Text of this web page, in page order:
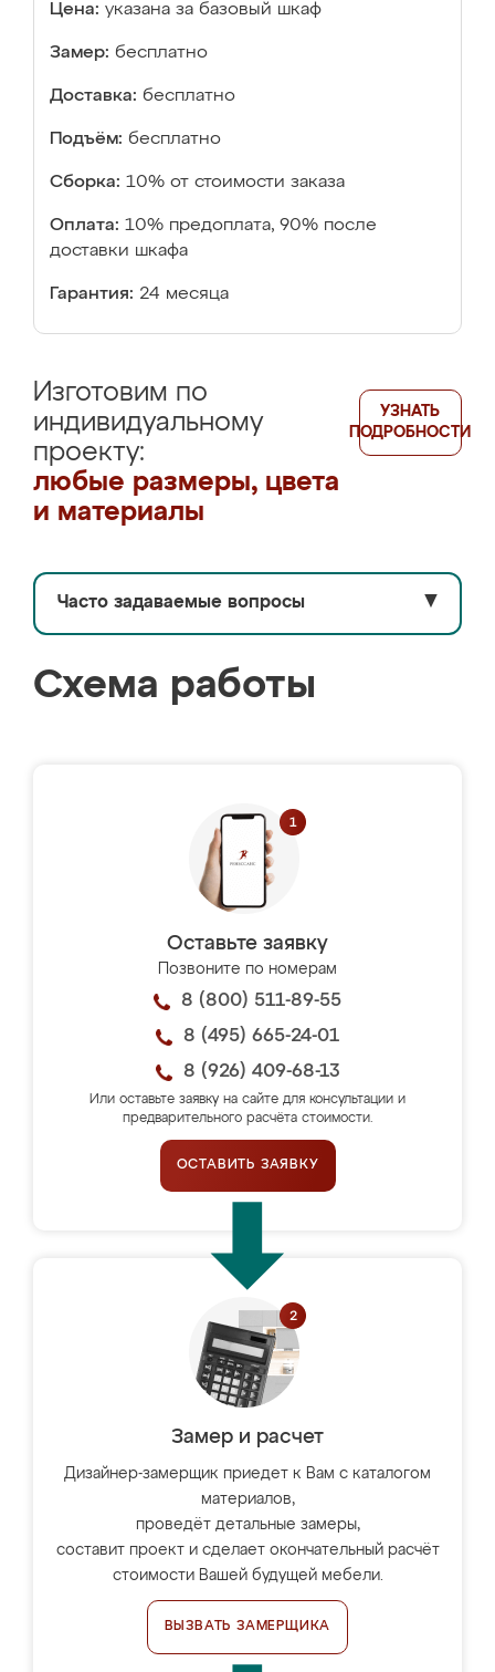
Цена: указана за базовый шкаф
Замер: бесплатно
Доставка: бесплатно
Подъём: бесплатно
Сборка: 10% от стоимости заказа
Оплата: 10% предоплата, 90% после
доставки шкафа
Гарантия: 24 месяца
Изготовим по
индивидуальному
проекту:
любые размеры, цвета
и материалы
УЗНАТЬ
ПОДРОБНОСТИ
Часто задаваемые вопросы ▼
Схема работы
Оставьте заявку
Позвоните по номерам
8 (800) 511-89-55
8 (495) 665-24-01
8 (926) 409-68-13
Или оставьте заявку на сайте для консультации и
предварительного расчёта стоимости.
ОСТАВИТЬ ЗАЯВКУ
Замер и расчет
Дизайнер-замерщик приедет к Вам с каталогом
материалов,
проведёт детальные замеры,
составит проект и сделает окончательный расчёт
стоимости Вашей будущей мебели.
ВЫЗВАТЬ ЗАМЕРЩИКА